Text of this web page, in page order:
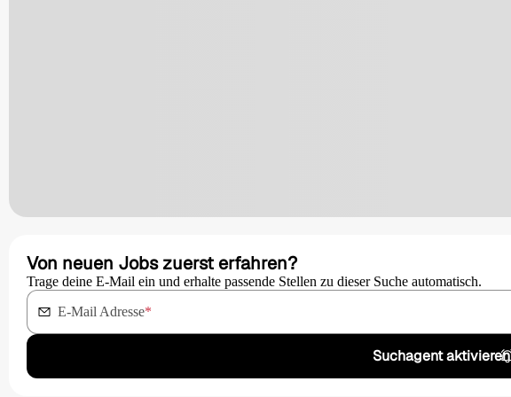
Von neuen Jobs zuerst erfahren?
Trage deine E-Mail ein und erhalte passende Stellen zu dieser Suche automatisch.
E-Mail Adresse*
Suchagent aktivieren